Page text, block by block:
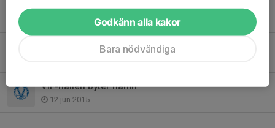
Värmdö IF-familjen har sorg
Sommarfotbollsskolan en succé!
VIF-hallen byter namn
12 jun 2015
Godkänn alla kakor
Bara nödvändiga